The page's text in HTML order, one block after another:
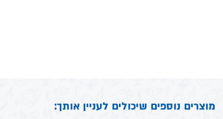
מוצרים נוספים שיכולים לעניין אותך: